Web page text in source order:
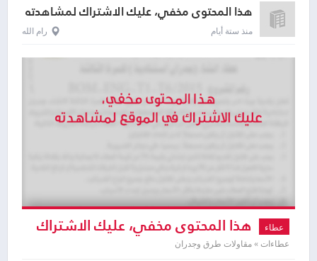
هذا المحتوى مخفي، عليك الاشتراك لمشاهدته
منذ ستة أيام رام الله
عطاء هذا المحتوى مخفي، عليك الاشتراك
لمشاهدته
عطاءات » مقاولات طرق وجدران